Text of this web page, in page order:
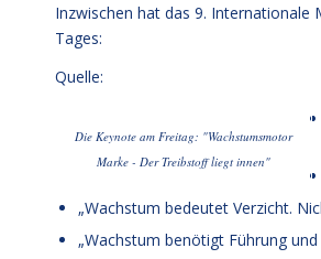
Inzwischen hat das 9. Internationale
Tages:
Quelle:
Die Keynote am Freitag: "Wachstumsmotor
Marke - Der Treibstoff liegt innen"
„Wachstum bedeutet Verzicht.
„Wachstum benötigt Führung